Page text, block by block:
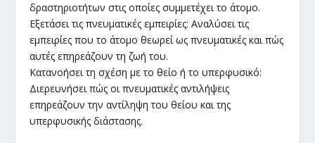
δραστηριοτήτων στις οποίες συμμετέχει το άτομο.
Εξετάσει τις πνευματικές εμπειρίες: Αναλύσει τις
εμπειρίες που το άτομο θεωρεί ως πνευματικές και πώς
αυτές επηρεάζουν τη ζωή του.
Κατανοήσει τη σχέση με το θείο ή το υπερφυσικό:
Διερευνήσει πώς οι πνευματικές αντιλήψεις
επηρεάζουν την αντίληψη του θείου και της
υπερφυσικής διάστασης.